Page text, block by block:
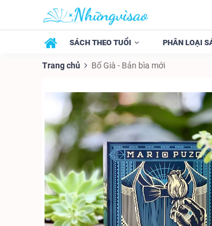
SÁCH THEO TUỔI PHÂN LOẠI
Trang chủ Bố Già - Bản bìa mới